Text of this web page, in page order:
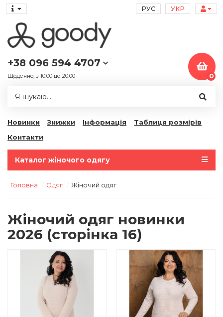
РУС УКР
+38 096 594 4707
Щоденно, з 10:00 до 20:00 0
Новинки Знижки Інформація
Таблиця розмірів
Контакти
Каталог жіночого одягу
Головна Одяг Жіночий одяг
Жіночий одяг новинки
2026 (сторінка 16)